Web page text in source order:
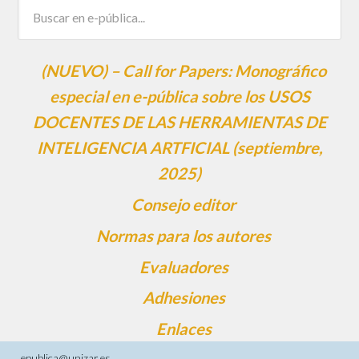
(NUEVO) – Call for Papers: Monográfico
especial en e-pública sobre los USOS
DOCENTES DE LAS HERRAMIENTAS DE
INTELIGENCIA ARTFICIAL (septiembre,
2025)
Consejo editor
Normas para los autores
Evaluadores
Adhesiones
Enlaces